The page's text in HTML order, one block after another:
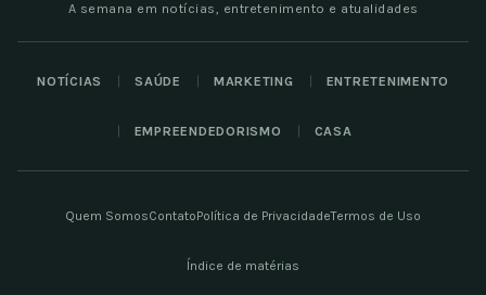
A semana em notícias, entretenimento e atualidades
NOTÍCIAS SAÚDE MARKETING ENTRETENIMENTO
EMPREENDEDORISMO CASA
Quem SomosContatoPolítica de PrivacidadeTermos de Uso
Índice de matérias